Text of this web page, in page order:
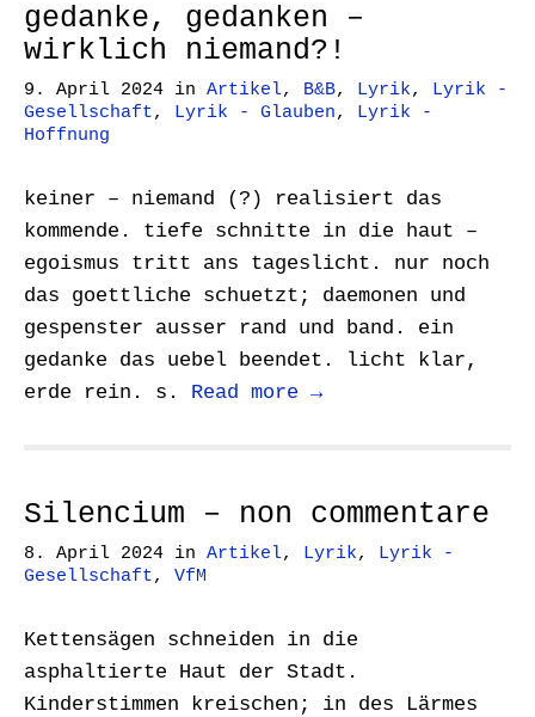
gedanke, gedanken –
wirklich niemand?!
9. April 2024 in Artikel, B&B, Lyrik, Lyrik -
Gesellschaft, Lyrik - Glauben, Lyrik -
Hoffnung
keiner – niemand (?) realisiert das
kommende. tiefe schnitte in die haut –
egoismus tritt ans tageslicht. nur noch
das goettliche schuetzt; daemonen und
gespenster ausser rand und band. ein
gedanke das uebel beendet. licht klar,
erde rein. s. Read more →
Silencium – non commentare
8. April 2024 in Artikel, Lyrik, Lyrik -
Gesellschaft, VfM
Kettensägen schneiden in die
asphaltierte Haut der Stadt.
Kinderstimmen kreischen; in des Lärmes